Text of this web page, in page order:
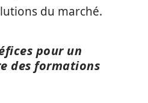
du marché.
pour un
des formations